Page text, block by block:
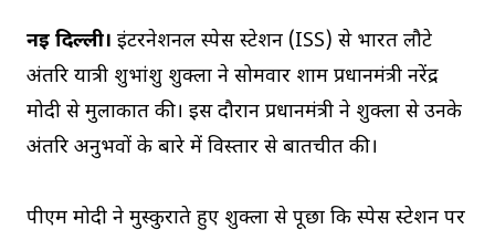
नई दिल्ली। इंटरनेशनल स्पेस स्टेशन (ISS) से भारत लौटे
अंतरिक्ष यात्री शुभांशु शुक्ला ने सोमवार शाम प्रधानमंत्री नरेंद्र
मोदी से मुलाकात की। इस दौरान प्रधानमंत्री ने शुक्ला से उनके
अंतरिक्ष अनुभवों के बारे में विस्तार से बातचीत की।
पीएम मोदी ने मुस्कुराते हुए शुक्ला से पूछा कि स्पेस स्टेशन पर